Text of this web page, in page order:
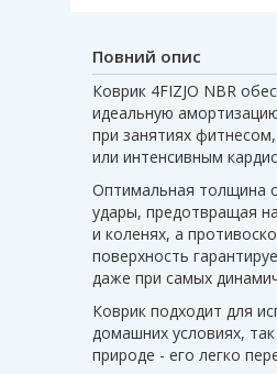
Повний опис
Коврик 4FIZJO NBR
идеальную
при занятиях
или интенсивным
Оптимальная толщина
удары, предотвращая
и коленях, а
поверхность
даже при самых
Коврик подходит для
домашних условиях,
природе - его легко